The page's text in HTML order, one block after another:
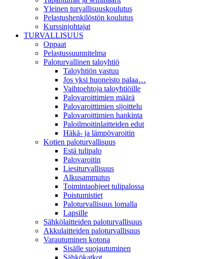
Yleinen turvallisuuskoulutus
Pelastushenkilöstön koulutus
Kurssinjohtajat
TURVALLISUUS
Oppaat
Pelastussuunnitelma
Paloturvallinen taloyhtiö
Taloyhtiön vastuu
Jos yksi huoneisto palaa…
Vaihtoehtoja taloyhtiöille
Palovaroittimien määrä
Palovaroittimien sijoittelu
Palovaroittimien hankinta
Paloilmoitinlaitteiden edut
Häkä- ja lämpövaroitin
Kotien paloturvallisuus
Estä tulipalo
Palovaroitin
Liesiturvallisuus
Alkusammutus
Toimintaohjeet tulipalossa
Poistumistiet
Paloturvallisuus lomalla
Lapsille
Sähkölaitteiden paloturvallisuus
Akkulaitteiden paloturvallisuus
Varautuminen kotona
Sisälle suojautuminen
Sähkökatkot